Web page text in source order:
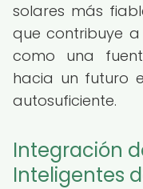
solares más
que contribuye
como una
hacia un futuro
autosuficiente.
Integración
Inteligentes